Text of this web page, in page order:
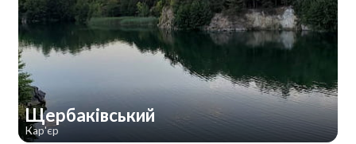
Щербаківський
Кар'єр